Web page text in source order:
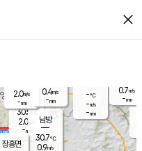
close
양주
30.5℃
2.0
-mm
-℃
-m/s
-mm
0.7m/s
-mm
남방
30.7℃
0.9m/s
장흥면
2.0m/s
-mm
0.4m/s
-mm